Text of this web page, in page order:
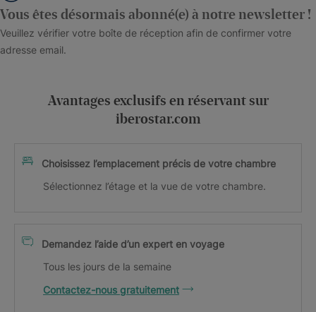
Vous êtes désormais abonné(e) à notre newsletter !
Veuillez vérifier votre boîte de réception afin de confirmer votre
adresse email.
Avantages exclusifs en réservant sur
iberostar.com
Choisissez l’emplacement précis de votre chambre
Sélectionnez l’étage et la vue de votre chambre.
Demandez l’aide d’un expert en voyage
Tous les jours de la semaine
Contactez-nous gratuitement